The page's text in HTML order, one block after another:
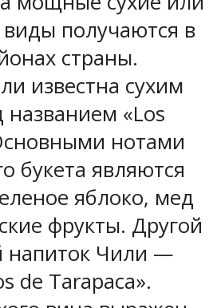
виды получаются в
страны.
известна сухим
«Los
нотами
букета являются
яблоко, мед
фрукты. Другой
напиток Чили —
de Tarapaca».